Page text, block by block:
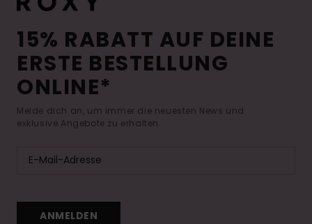
15% RABATT AUF DEINE
ERSTE BESTELLUNG
ONLINE*
Melde dich an, um immer die neuesten News und
exklusive Angebote zu erhalten.
ANMELDEN